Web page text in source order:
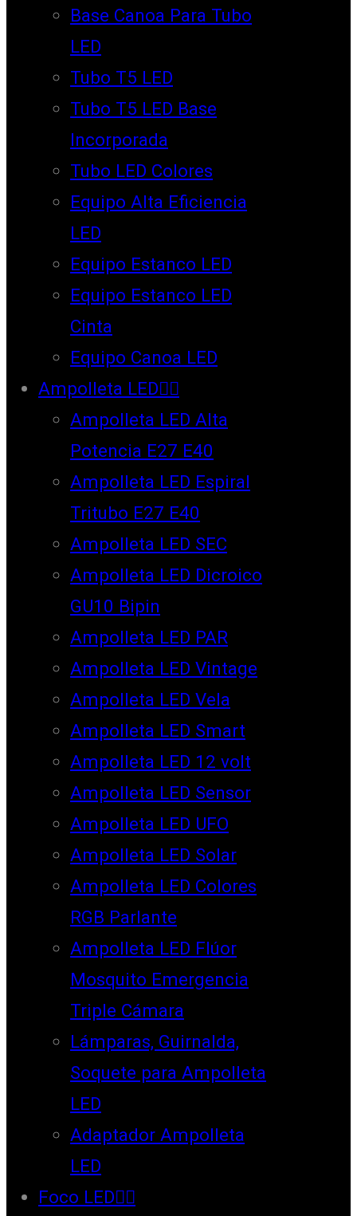
Base Canoa Para Tubo
LED
Tubo T5 LED
Tubo T5 LED Base
Incorporada
Tubo LED Colores
Equipo Alta Eficiencia
LED
Equipo Estanco LED
Equipo Estanco LED
Cinta
Equipo Canoa LED
Ampolleta LED
Ampolleta LED Alta
Potencia E27 E40
Ampolleta LED Espiral
Tritubo E27 E40
Ampolleta LED SEC
Ampolleta LED Dicroico
GU10 Bipin
Ampolleta LED PAR
Ampolleta LED Vintage
Ampolleta LED Vela
Ampolleta LED Smart
Ampolleta LED 12 volt
Ampolleta LED Sensor
Ampolleta LED UFO
Ampolleta LED Solar
Ampolleta LED Colores
RGB Parlante
Ampolleta LED Flúor
Mosquito Emergencia
Triple Cámara
Lámparas, Guirnalda,
Soquete para Ampolleta
LED
Adaptador Ampolleta
LED
Foco LED